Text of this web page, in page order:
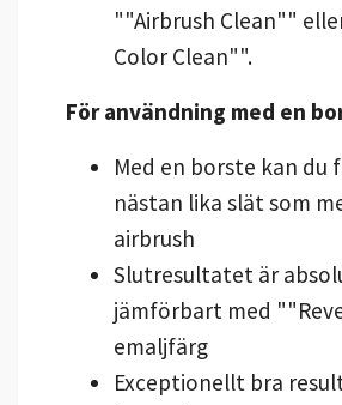
""Airbrush Clean""
Color Clean"".
För användning med en
Med en borste kan du
nästan lika slät som
airbrush
Slutresultatet är
jämförbart med
emaljfärg
Exceptionellt bra